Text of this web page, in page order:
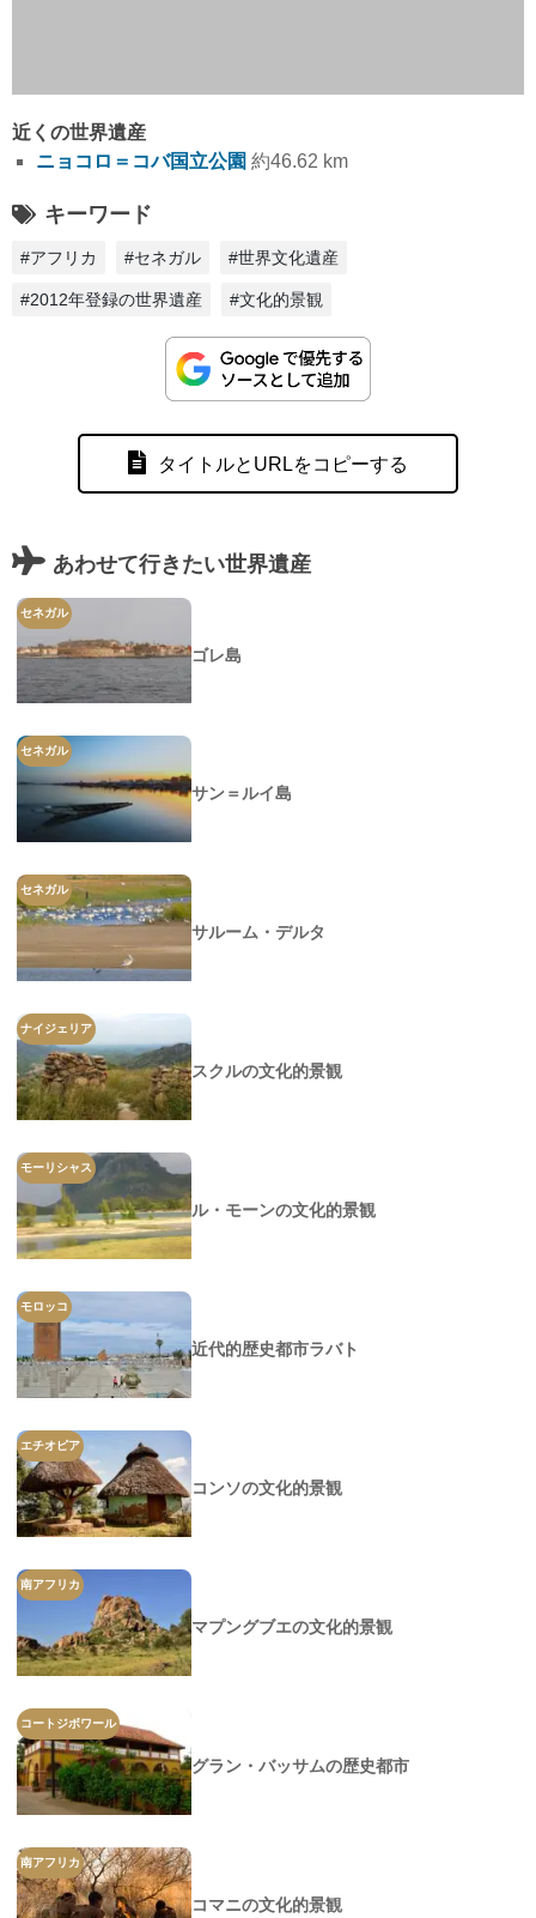
近くの世界遺産
ニョコロ＝コバ国立公園 約46.62 km
キーワード
#アフリカ #セネガル #世界文化遺産
#2012年登録の世界遺産 #文化的景観
タイトルとURLをコピーする
あわせて行きたい世界遺産
セネガル
ゴレ島
セネガル
サン＝ルイ島
セネガル
サルーム・デルタ
ナイジェリア
スクルの文化的景観
モーリシャス
ル・モーンの文化的景観
モロッコ
近代的歴史都市ラバト
エチオピア
コンソの文化的景観
南アフリカ
マプングブエの文化的景観
コートジボワール
グラン・バッサムの歴史都市
南アフリカ
コマニの文化的景観